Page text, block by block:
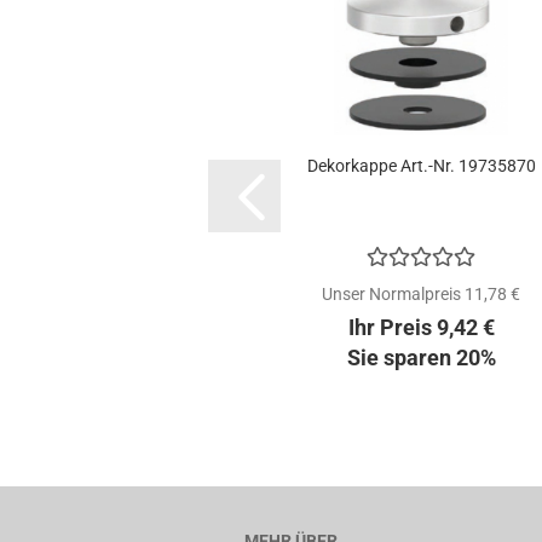
Dekorkappe Art.-Nr. 19735870
Unser Normalpreis 11,78 €
Ihr Preis 9,42 €
Sie sparen 20%